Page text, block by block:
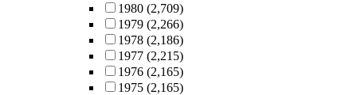
1980 (2,709)
1979 (2,266)
1978 (2,186)
1977 (2,215)
1976 (2,165)
1975 (2,165)